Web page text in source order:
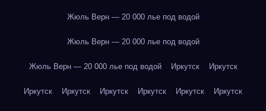
Жюль Верн — 20 000 лье под водой
Жюль Верн — 20 000 лье под водой
Жюль Верн — 20 000 лье под водой Иркутск Иркутск
Иркутск Иркутск Иркутск Иркутск Иркутск Иркутск